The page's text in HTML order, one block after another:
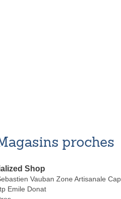
proches
Shop
Vauban Zone Artisanale
Emile Donat